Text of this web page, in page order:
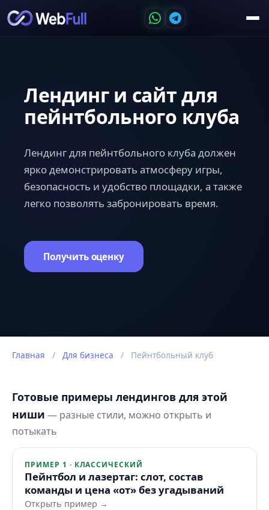
Лендинг и сайт для
пейнтбольного клуба
Лендинг для пейнтбольного клуба должен
ярко демонстрировать атмосферу игры,
безопасность и удобство площадки, а также
легко позволять забронировать время.
Получить оценку
Главная / Для бизнеса / Пейнтбольный клуб
Готовые примеры лендингов для этой
ниши — разные стили, можно открыть и
потыкать
ПРИМЕР 1 · КЛАССИЧЕСКИЙ
Пейнтбол и лазертаг: слот, состав
команды и цена «от» без угадываний
Открыть пример →